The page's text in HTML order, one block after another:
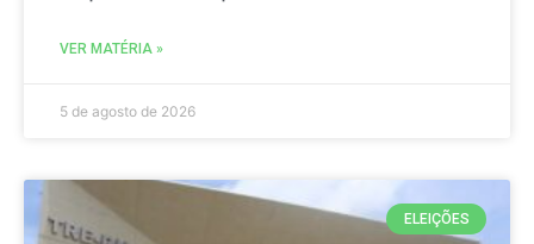
VER MATÉRIA »
5 de agosto de 2026
ELEIÇÕES